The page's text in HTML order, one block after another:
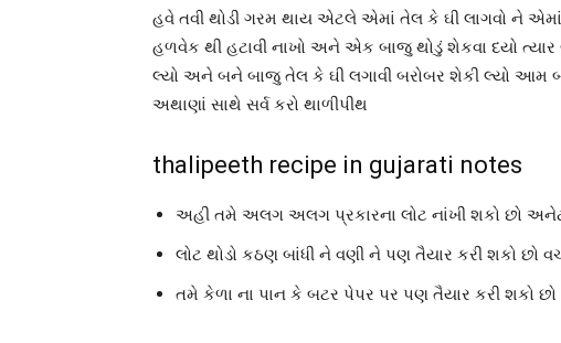
હવે તવી થોડી ગરમ થાય એટલે એમાં તેલ કે ઘી લાગવો ને
હળવેક થી હટાવી નાખો અને એક બાજુ થોડું શેકવા દયો ત્યાર
લ્યો અને બને બાજુ તેલ કે ઘી લગાવી બરોબર શેકી લ્યો આમ
અથાણાં સાથે સર્વ કરો થાળીપીથ
thalipeeth recipe in gujarati notes
અહી તમે અલગ અલગ પ્રકારના લોટ નાંખી શકો છો
લોટ થોડો કઠણ બાંધી ને વણી ને પણ તૈયાર કરી શકો છો
તમે કેળા ના પાન કે બટર પેપર પર પણ તૈયાર કરી શકો છો